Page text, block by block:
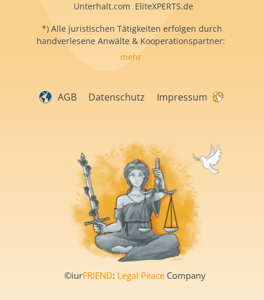
Unterhalt.com EliteXPERTS.de
*) Alle juristischen Tätigkeiten erfolgen durch
handverlesene Anwälte & Kooperationspartner:
mehr
AGB Datenschutz Impressum
©iurFRIEND: Legal Peace Company